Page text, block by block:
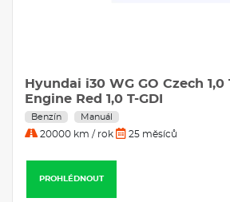
Hyundai i30 WG GO Czech 1,0
Engine Red 1,0 T-GDI
Benzín Manuál
20000 km / rok 25 měsíců
PROHLÉDNOUT